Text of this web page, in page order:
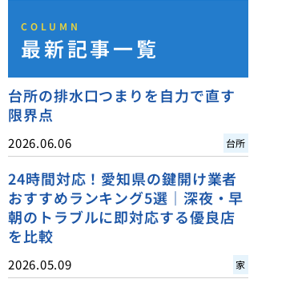
COLUMN
最新記事一覧
台所の排水口つまりを自力で直す
限界点
2026.06.06 台所
24時間対応！愛知県の鍵開け業者
おすすめランキング5選｜深夜・早
朝のトラブルに即対応する優良店
を比較
2026.05.09 家